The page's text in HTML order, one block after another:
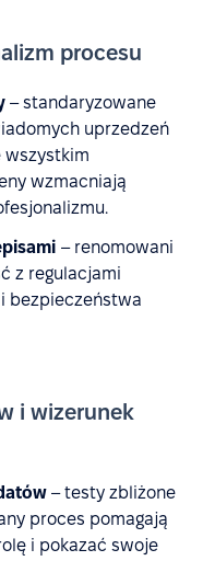
procesu
– standaryzowane
uprzedzeń
wszystkim
wzmacniają
– renomowani
z regulacjami
i bezpieczeństwa
i wizerunek
– testy zbliżone
proces pomagają
i pokazać swoje